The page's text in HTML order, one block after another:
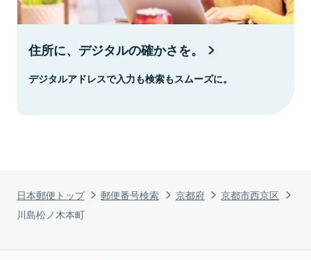
日本郵便トップ 郵便番号検索 京都府
京都市西京区
川島松ノ木本町
住所に、デジタルの確かさを。
デジタルアドレスで入力も検索もスムーズに。